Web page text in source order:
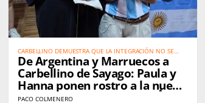
CARBELLINO DEMUESTRA QUE LA INTEGRACIÓN NO SE
EXPLICA: SE VIVE. كاربيّينو تُثبت أن الاندماج الحقيقي لا يحتاج إلى
شرح… بل يُعاش
De Argentina y Marruecos a
Carbellino de Sayago: Paula y
Hanna ponen rostro a la nueva
mujer rural. من الأرجنتين والمغرب
PACO COLMENERO